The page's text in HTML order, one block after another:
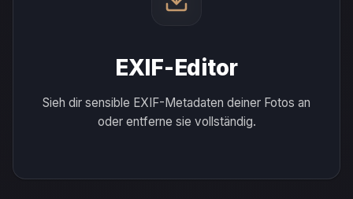
EXIF-Editor
Sieh dir sensible EXIF-Metadaten deiner Fotos an
oder entferne sie vollständig.